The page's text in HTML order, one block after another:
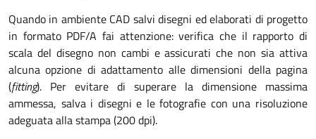
Quando in ambiente CAD salvi disegni ed elaborati di progetto
in formato PDF/A fai attenzione: verifica che il rapporto di
scala del disegno non cambi e assicurati che non sia attiva
alcuna opzione di adattamento alle dimensioni della pagina
(fitting). Per evitare di superare la dimensione massima
ammessa, salva i disegni e le fotografie con una risoluzione
adeguata alla stampa (200 dpi).